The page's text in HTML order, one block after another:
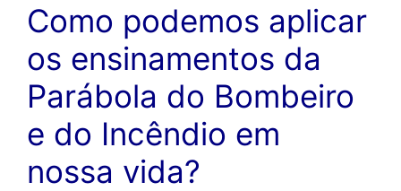
Como podemos aplicar
os ensinamentos da
Parábola do Bombeiro
e do Incêndio em
nossa vida?